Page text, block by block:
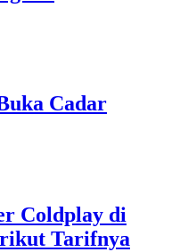
Cadar
Coldplay di
Tarifnya